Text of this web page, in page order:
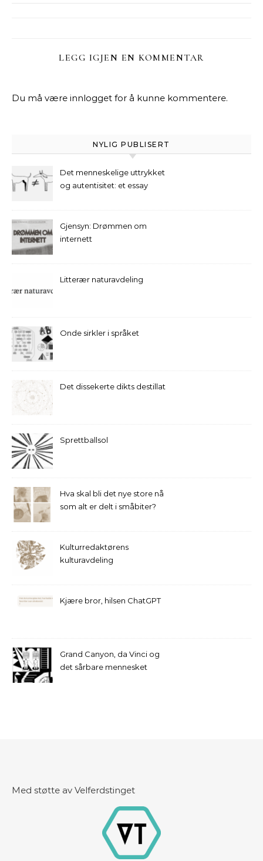
LEGG IGJEN EN KOMMENTAR
Du må være innlogget for å kunne kommentere.
NYLIG PUBLISERT
Det menneskelige uttrykket
og autentisitet: et essay
Gjensyn: Drømmen om
internett
Litterær naturavdeling
Onde sirkler i språket
Det dissekerte dikts destillat
Sprettballsol
Hva skal bli det nye store nå
som alt er delt i småbiter?
Kulturredaktørens
kulturavdeling
Kjære bror, hilsen ChatGPT
Grand Canyon, da Vinci og
det sårbare mennesket
Med støtte av Velferdstinget